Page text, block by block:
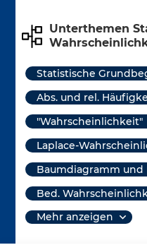
Unterthemen
Statistische
Abs. und rel.
"Wahrscheinlichkeit"
Laplace-
Baumdiagramm
Bed.
mehr anzeigen